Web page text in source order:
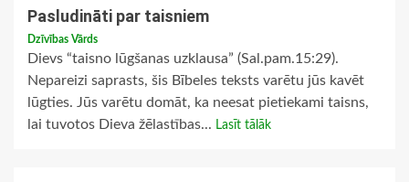
Pasludināti par taisniem
Dzīvības Vārds
Dievs “taisno lūgšanas uzklausa” (Sal.pam.15:29).
Nepareizi saprasts, šis Bībeles teksts varētu jūs kavēt
lūgties. Jūs varētu domāt, ka neesat pietiekami taisns,
lai tuvotos Dieva žēlastības... Lasīt tālāk